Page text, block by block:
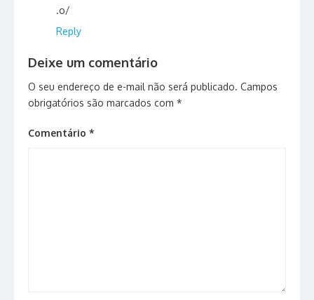
.o/
Reply
Deixe um comentário
O seu endereço de e-mail não será publicado. Campos
obrigatórios são marcados com *
Comentário *